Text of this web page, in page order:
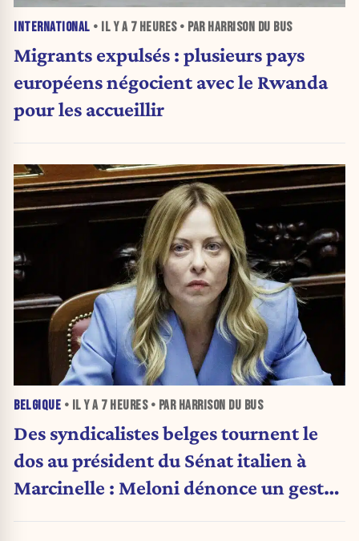
INTERNATIONAL • IL Y A 7 HEURES• PAR HARRISON DU BUS
Migrants expulsés : plusieurs pays
européens négocient avec le Rwanda
pour les accueillir
BELGIQUE • IL Y A 7 HEURES• PAR HARRISON DU BUS
Des syndicalistes belges tournent le
dos au président du Sénat italien à
Marcinelle : Meloni dénonce un geste